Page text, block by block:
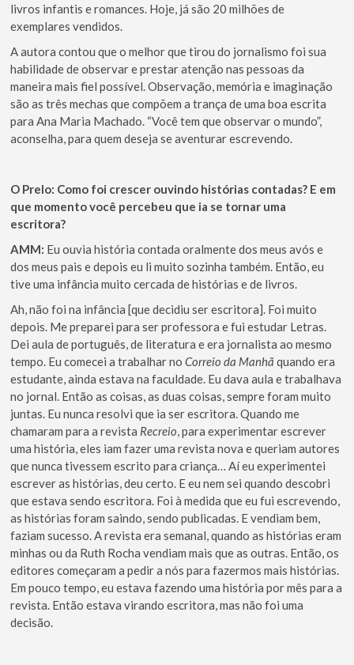
livros infantis e romances. Hoje, já são 20 milhões de
exemplares vendidos.
A autora contou que o melhor que tirou do jornalismo foi sua
habilidade de observar e prestar atenção nas pessoas da
maneira mais fiel possível. Observação, memória e imaginação
são as três mechas que compõem a trança de uma boa escrita
para Ana Maria Machado. “Você tem que observar o mundo”,
aconselha, para quem deseja se aventurar escrevendo.
O Prelo: Como foi crescer ouvindo histórias contadas? E em
que momento você percebeu que ia se tornar uma
escritora?
AMM: Eu ouvia história contada oralmente dos meus avós e
dos meus pais e depois eu li muito sozinha também. Então, eu
tive uma infância muito cercada de histórias e de livros.
Ah, não foi na infância [que decidiu ser escritora]. Foi muito
depois. Me preparei para ser professora e fui estudar Letras.
Dei aula de português, de literatura e era jornalista ao mesmo
tempo. Eu comecei a trabalhar noCorreio da Manhã quando era
estudante, ainda estava na faculdade. Eu dava aula e trabalhava
no jornal. Então as coisas, as duas coisas, sempre foram muito
juntas. Eu nunca resolvi que ia ser escritora. Quando me
chamaram para a revista Recreio, para experimentar escrever
uma história, eles iam fazer uma revista nova e queriam autores
que nunca tivessem escrito para criança… Aí eu experimentei
escrever as histórias, deu certo. E eu nem sei quando descobri
que estava sendo escritora. Foi à medida que eu fui escrevendo,
as histórias foram saindo, sendo publicadas. E vendiam bem,
faziam sucesso. A revista era semanal, quando as histórias eram
minhas ou da Ruth Rocha vendiam mais que as outras. Então, os
editores começaram a pedir a nós para fazermos mais histórias.
Em pouco tempo, eu estava fazendo uma história por mês para a
revista. Então estava virando escritora, mas não foi uma
decisão.